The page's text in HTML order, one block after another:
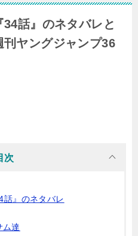
話』のネタバレと
ヤングジャンプ36
次
話』のネタバレ
ム達